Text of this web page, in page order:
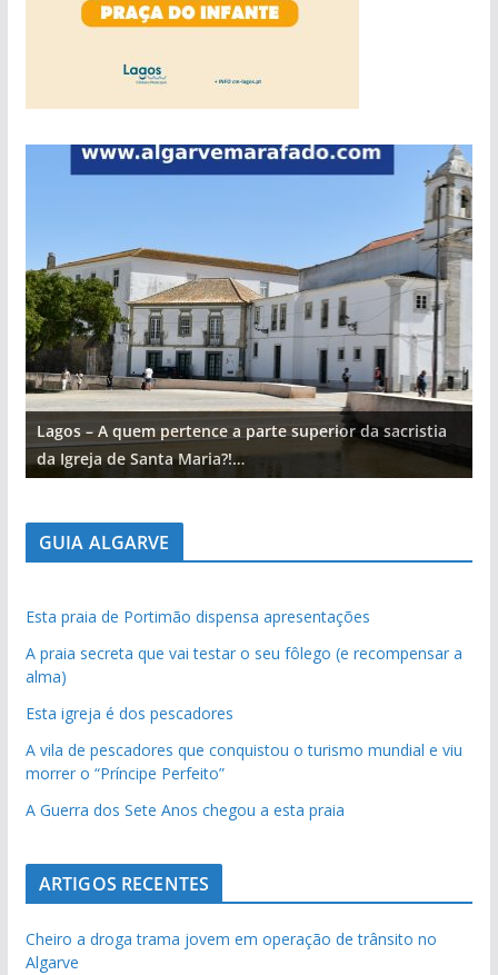
Lagos – A quem pertence a parte superior da sacristia
da Igreja de Santa Maria?!…
GUIA ALGARVE
Esta praia de Portimão dispensa apresentações
A praia secreta que vai testar o seu fôlego (e recompensar a
alma)
Esta igreja é dos pescadores
A vila de pescadores que conquistou o turismo mundial e viu
morrer o “Príncipe Perfeito”
A Guerra dos Sete Anos chegou a esta praia
ARTIGOS RECENTES
Cheiro a droga trama jovem em operação de trânsito no
Algarve